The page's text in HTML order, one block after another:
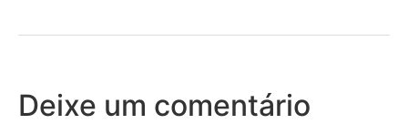
Deixe um comentário